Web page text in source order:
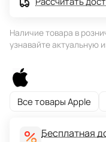
Наличие товара в
узнавайте
Все товары Apple
Бесплатная